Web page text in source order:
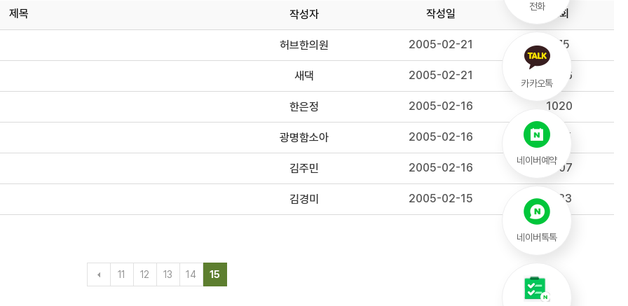
제목 작성자 작성일 조회
허브한의원 2005-02-21 875
새댁 2005-02-21 1056
한은정 2005-02-16 1020
광명함소아 2005-02-16 1195
김주민 2005-02-16 1207
김경미 2005-02-15 1133
11 12 13 14 15
전화
카카오톡
네이버예약
네이버톡톡